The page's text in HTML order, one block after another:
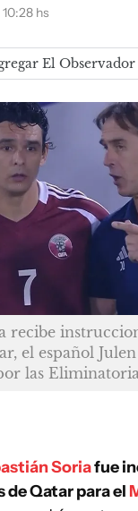
10:28 hs
El Observador
recibe
el español
las
Soriafue
de Qatar para el